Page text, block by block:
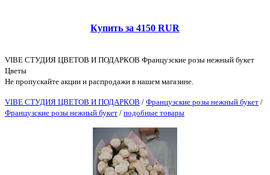
Купить за 4150 RUR
VIBE СТУДИЯ ЦВЕТОВ И ПОДАРКОВ Французские розы нежный букет
Цветы
Не пропускайте акции и распродажи в нашем магазине.
VIBE СТУДИЯ ЦВЕТОВ И ПОДАРКОВ / Французские розы нежный букет /
Французские розы нежный букет / подобные товары